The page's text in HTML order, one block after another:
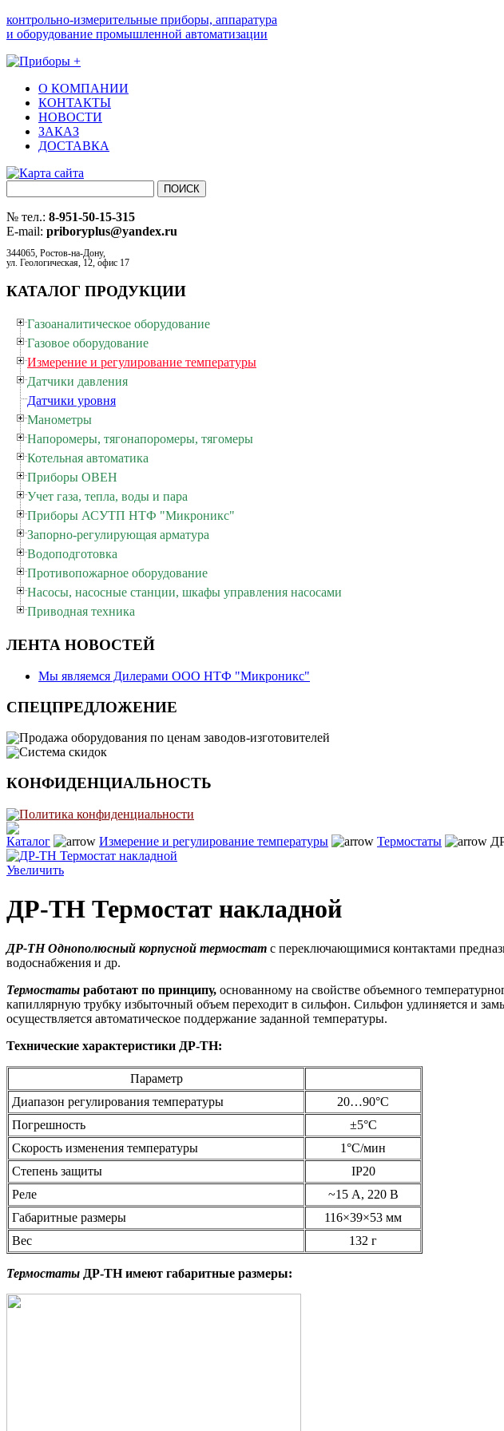
контрольно-измерительные приборы, аппаратура
и оборудование промышленной автоматизации
О КОМПАНИИ
КОНТАКТЫ
НОВОСТИ
ЗАКАЗ
ДОСТАВКА
№ тел.: 8-951-50-15-315
E-mail: priboryplus@yandex.ru
344065, Ростов-на-Дону,
ул. Геологическая, 12, офис 17
КАТАЛОГ ПРОДУКЦИИ
Газоаналитическое оборудование
Газовое оборудование
Измерение и регулирование температуры
Датчики давления
Датчики уровня
Манометры
Напоромеры, тягонапоромеры, тягомеры
Котельная автоматика
Приборы ОВЕН
Учет газа, тепла, воды и пара
Приборы АСУТП НТФ "Микроникс"
Запорно-регулирующая арматура
Водоподготовка
Противопожарное оборудование
Насосы, насосные станции, шкафы управления насосами
Приводная техника
ЛЕНТА НОВОСТЕЙ
Мы являемся Дилерами ООО НТФ "Микроникс"
СПЕЦПРЕДЛОЖЕНИЕ
Продажа оборудования по ценам заводов-изготовителей
Система скидок
КОНФИДЕНЦИАЛЬНОСТЬ
Политика конфиденциальности
Каталог
Измерение и регулирование температуры Термостаты
Увеличить
ДР-ТН Термостат накладной
ДР-ТН Однополюсный корпусной термостат с переключающимися контактами
водоснабжения и др.
Термостаты работают по принципу, основанному на свойстве объемного
капиллярную трубку избыточный объем переходит в сильфон. Сильфон удлиняется и
осуществляется автоматическое поддержание заданной температуры.
Технические характеристики ДР-ТН:
Параметр
Диапазон регулирования температуры
20…90°С
Погрешность
±5°С
Скорость изменения температуры
1°С/мин
Степень защиты
IP20
Реле
~15 А, 220 В
Габаритные размеры
116×39×53 мм
Вес
132 г
Термостаты ДР-ТН имеют габаритные размеры: